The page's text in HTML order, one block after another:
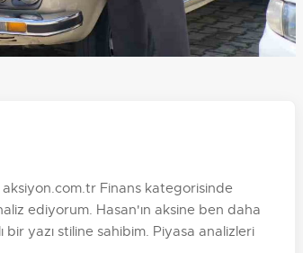
aksiyon.com.tr Finans kategorisinde
ediyorum. Hasan'ın aksine ben daha
yazı stiline sahibim. Piyasa analizleri